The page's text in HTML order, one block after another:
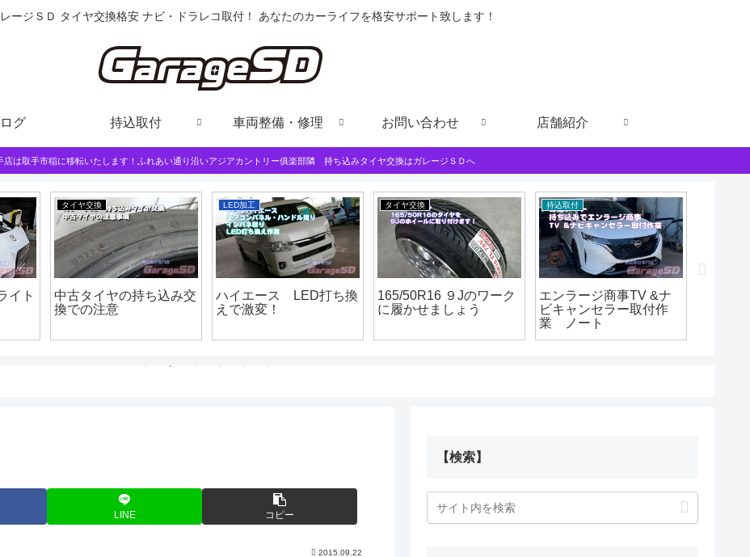
ージＳＤ タイヤ交換格安 ナビ・ドラレコ取付！ あなたのカーライフを格安サポート致します！
グ 持込取付 車両整備・修理 お問い合わせ 店舗紹介
店は取手市稲に移転いたします！ふれあい通り沿いアジアカントリー俱楽部隣 持ち込みタイヤ交換はガレージＳＤへ
イト
タイヤ交換
中古タイヤの持ち込み交
換での注意
LED加工
ハイエース LED打ち換
えで激変！
タイヤ交換
165/50R16 ９Jのワーク
に履かせましょう
持込取付
エンラージ商事TV &ナ
ビキャンセラー取付作
業 ノート
LINE コピー
2015.09.22
【検索】